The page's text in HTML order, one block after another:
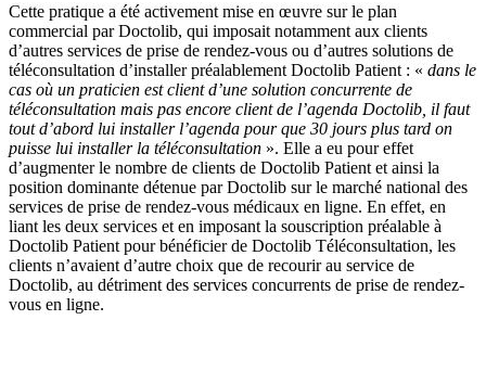
Cette pratique a été activement mise en œuvre sur le plan
commercial par Doctolib, qui imposait notamment aux clients
d’autres services de prise de rendez-vous ou d’autres solutions de
téléconsultation d’installer préalablement Doctolib Patient : « dans le
cas où un praticien est client d’une solution concurrente de
téléconsultation mais pas encore client de l’agenda Doctolib, il faut
tout d’abord lui installer l’agenda pour que 30 jours plus tard on
puisse lui installer la téléconsultation ». Elle a eu pour effet
d’augmenter le nombre de clients de Doctolib Patient et ainsi la
position dominante détenue par Doctolib sur le marché national des
services de prise de rendez-vous médicaux en ligne. En effet, en
liant les deux services et en imposant la souscription préalable à
Doctolib Patient pour bénéficier de Doctolib Téléconsultation, les
clients n’avaient d’autre choix que de recourir au service de
Doctolib, au détriment des services concurrents de prise de rendez-
vous en ligne.